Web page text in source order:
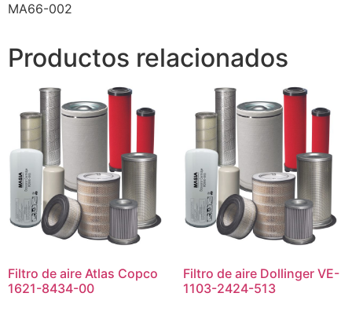
MA66-002
Productos relacionados
Filtro de aire Atlas Copco
1621-8434-00
Filtro de aire Dollinger VE-
1103-2424-513